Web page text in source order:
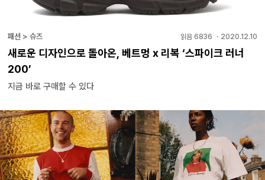
패션 > 슈즈 읽음 6836 ・ 2020.12.10
새로운 디자인으로 돌아온, 베트멍 x 리복 ‘스파이크 러너
200’
지금 바로 구매할 수 있다